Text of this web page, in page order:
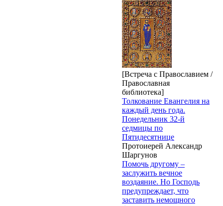
[Встреча с Православием /
Православная
библиотека]
Толкование Евангелия на
каждый день года.
Понедельник 32-й
седмицы по
Пятидесятнице
Протоиерей Александр
Шаргунов
Помочь другому –
заслужить вечное
воздаяние. Но Господь
предупреждает, что
заставить немощного